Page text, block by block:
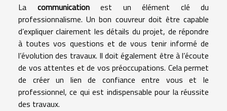
La communicationest un élément clé du
professionnalisme. Un bon couvreur doit être capable
d’expliquer clairement les détails du projet, de répondre
à toutes vos questions et de vous tenir informé de
l’évolution des travaux. Il doit également être à l’écoute
de vos attentes et de vos préoccupations. Cela permet
de créer un lien de confiance entre vous et le
professionnel, ce qui est indispensable pour la réussite
des travaux.